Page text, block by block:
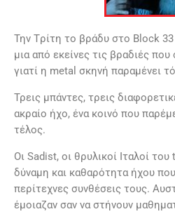
Την Tρίτη το βράδυ στο Block
μια από εκείνες τις βραδιές
γιατί η metal σκηνή παραμένει
Τρεις μπάντες, τρεις
ακραίο ήχο, ένα κοινό που
τέλος.
Οι Sadist, οι θρυλικοί Ιταλοί
δύναμη και καθαρότητα ήχου
περίτεχνες συνθέσεις τους.
έμοιαζαν σαν να στήνουν